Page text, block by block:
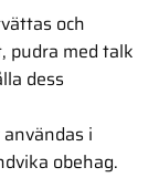
och
pudra med talk
dess
i
obehag.